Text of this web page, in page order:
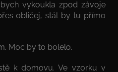
vykoukla zpod závoje
obličej, stál by tu přímo
Moc by to bolelo.
k domovu. Ve vzorku v